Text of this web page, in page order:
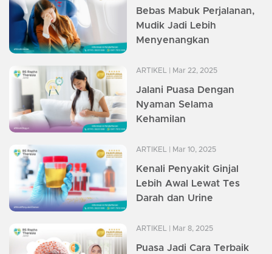
Bebas Mabuk Perjalanan,
Mudik Jadi Lebih
Menyenangkan
ARTIKEL | Mar 22, 2025
Jalani Puasa Dengan
Nyaman Selama
Kehamilan
ARTIKEL | Mar 10, 2025
Kenali Penyakit Ginjal
Lebih Awal Lewat Tes
Darah dan Urine
ARTIKEL | Mar 8, 2025
Puasa Jadi Cara Terbaik